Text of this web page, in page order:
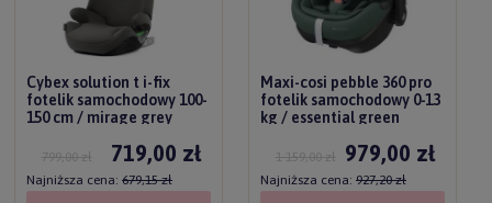
Cybex solution t i-fix
fotelik samochodowy 100-
150 cm / mirage grey
719,00 zł
799,00 zł
Najniższa cena: 679,15 zł
Maxi-cosi pebble 360 pro
fotelik samochodowy 0-13
kg / essential green
979,00 zł
1 159,00 zł
Najniższa cena: 927,20 zł